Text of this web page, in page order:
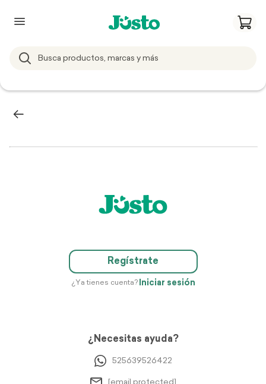
Regístrate
¿Ya tienes cuenta? Iniciar sesión
¿Necesitas ayuda?
525639526422
[email protected]